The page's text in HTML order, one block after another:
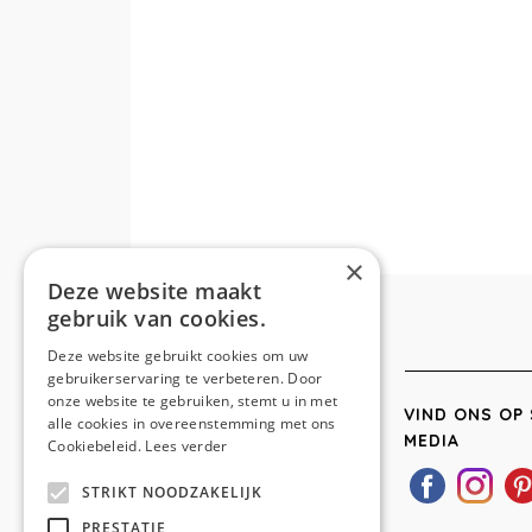
VIND ONS OP
MEDIA
×
Deze website maakt
gebruik van cookies.
Deze website gebruikt cookies om uw
gebruikerservaring te verbeteren. Door
onze website te gebruiken, stemt u in met
alle cookies in overeenstemming met ons
Cookiebeleid. Lees verder
STRIKT NOODZAKELIJK
PRESTATIE